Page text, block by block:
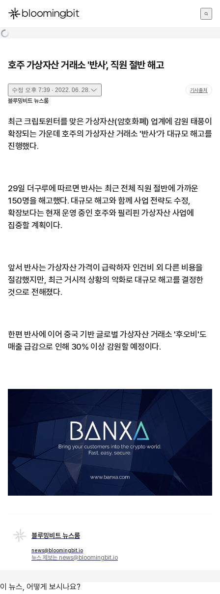
한국어
호주 가상자산 거래소 '반사', 직원 절반 해고
수정 오후 7:39 · 2022. 06. 28. 기사출처
블루밍비트 뉴스룸
최근 크립토윈터를 맞은 가상자산(암호화폐) 업계에 감원 태풍이
확장되는 가운데 호주의 가상자산 거래소 '반사'가 대규모 해고를
진행했다.
29일 더구루에 따르면 반사는 최근 전체 직원 절반에 가까운
150명을 해고했다. 대규모 해고와 함께 사업 전략도 수정,
확장보다는 현재 운영 중인 호주와 필리핀 가상자산 사업에
집중할 계획이다.
앞서 반사는 가상자산 가격이 급락하자 인건비 외 다른 비용을
절감했지만, 최근 거시적 상황의 악화로 대규모 해고를 결정한
것으로 전해졌다.
한편 반사에 이어 중국 기반 글로벌 가상자산 거래소 '후오비'도
매출 급감으로 인해 30% 이상 감원할 예정이다.
블루밍비트 뉴스룸
news@bloomingbit.io
뉴스 제보는 news@bloomingbit.io
이 뉴스, 어떻게 보시나요?